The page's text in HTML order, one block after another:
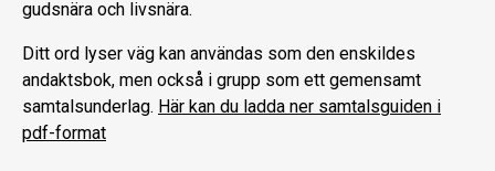
gudsnära och livsnära.
Ditt ord lyser väg kan användas som den enskildes
andaktsbok, men också i grupp som ett gemensamt
samtalsunderlag. Här kan du ladda ner samtalsguiden i
pdf-format